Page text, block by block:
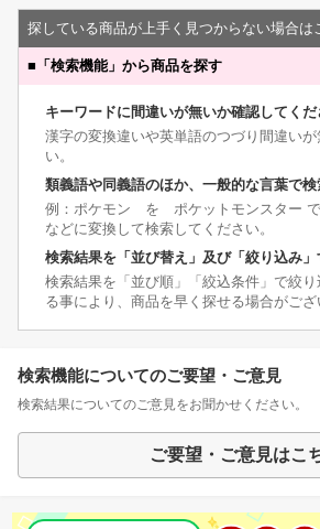
探している商品が上手く見つからない場合は
■ 「検索機能」から商品を探す
キーワードに間違いが無いか確認してくだ
漢字の変換違いや英単語のつづり間違いが
い。
類義語や同義語のほか、一般的な言葉で
例：ポケモン を ポケットモンスター で
などに変換して検索してください。
検索結果を「並び替え」及び「絞り込み」
検索結果を「並び順」「絞込条件」で絞
る事により、商品を早く探せる場合がござ
検索機能についてのご要望・ご意見
検索結果についてのご意見をお聞かせください。
ご要望・ご意見はこ